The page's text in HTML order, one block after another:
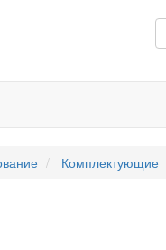
Комплектующие